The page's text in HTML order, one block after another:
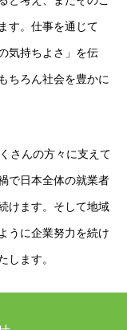
す。仕事を通じて
気持ちよさ」を伝
ちろん社会を豊かに
さんの方々に支えて
で日本全体の就業者
けます。そして地域
うに企業努力を続け
します。